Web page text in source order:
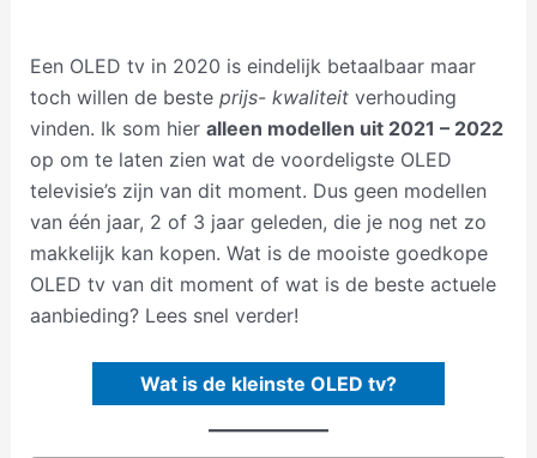
Een OLED tv in 2020 is eindelijk betaalbaar maar
toch willen de beste prijs- kwaliteitverhouding
vinden. Ik som hier alleen modellen uit 2021 – 2022
op om te laten zien wat de voordeligste OLED
televisie’s zijn van dit moment. Dus geen modellen
van één jaar, 2 of 3 jaar geleden, die je nog net zo
makkelijk kan kopen. Wat is de mooiste goedkope
OLED tv van dit moment of wat is de beste actuele
aanbieding? Lees snel verder!
Wat is de kleinste OLED tv?